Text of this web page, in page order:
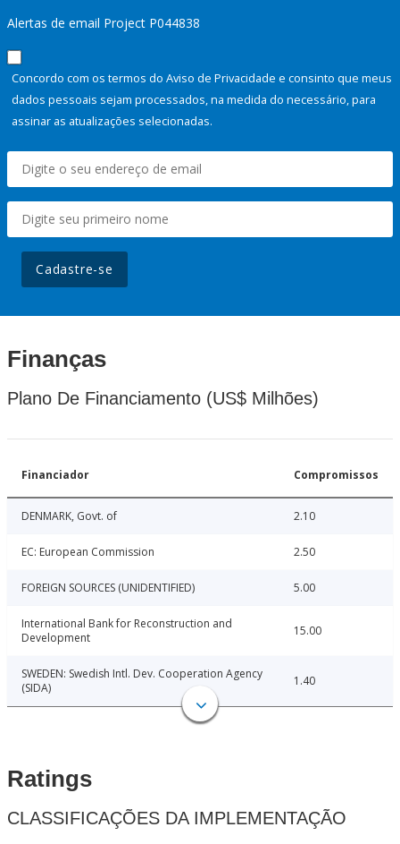
Alertas de email Project P044838
Concordo com os termos do Aviso de Privacidade e consinto que meus
dados pessoais sejam processados, na medida do necessário, para
assinar as atualizações selecionadas.
Cadastre-se
Finanças
Plano De Financiamento (US$ Milhões)
Financiador Compromissos
DENMARK, Govt. of 2.10
EC: European Commission 2.50
FOREIGN SOURCES (UNIDENTIFIED) 5.00
International Bank for Reconstruction and
Development
15.00
SWEDEN: Swedish Intl. Dev. Cooperation Agency
(SIDA)
1.40
Ratings
CLASSIFICAÇÕES DA IMPLEMENTAÇÃO